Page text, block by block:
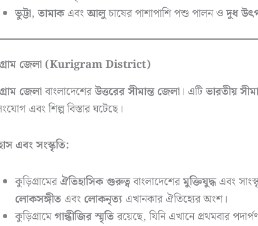
ভুট্টা,তামাকএবংআলুচাষের পাশাপাশি পশু পালন ওদুধ
জেলা (Kurigram District)
জেলা বাংলাদেশেরউত্তরের সীমান্ত জেলা । এটিভারতীয়
এবং শিল্প বিস্তার ঘটেছে।
এবং সংস্কৃতি:
কুড়িগ্রামেরঐতিহাসিক গুরুত্ববাংলাদেশেরমুক্তিযুদ্ধএবং
লোকসঙ্গীত এবং লোকনৃত্য এখানকার ঐতিহ্যের অংশ।
কুড়িগ্রামেগান্ধীজির স্মৃতিরয়েছে, যিনি এখানে প্রথমবার